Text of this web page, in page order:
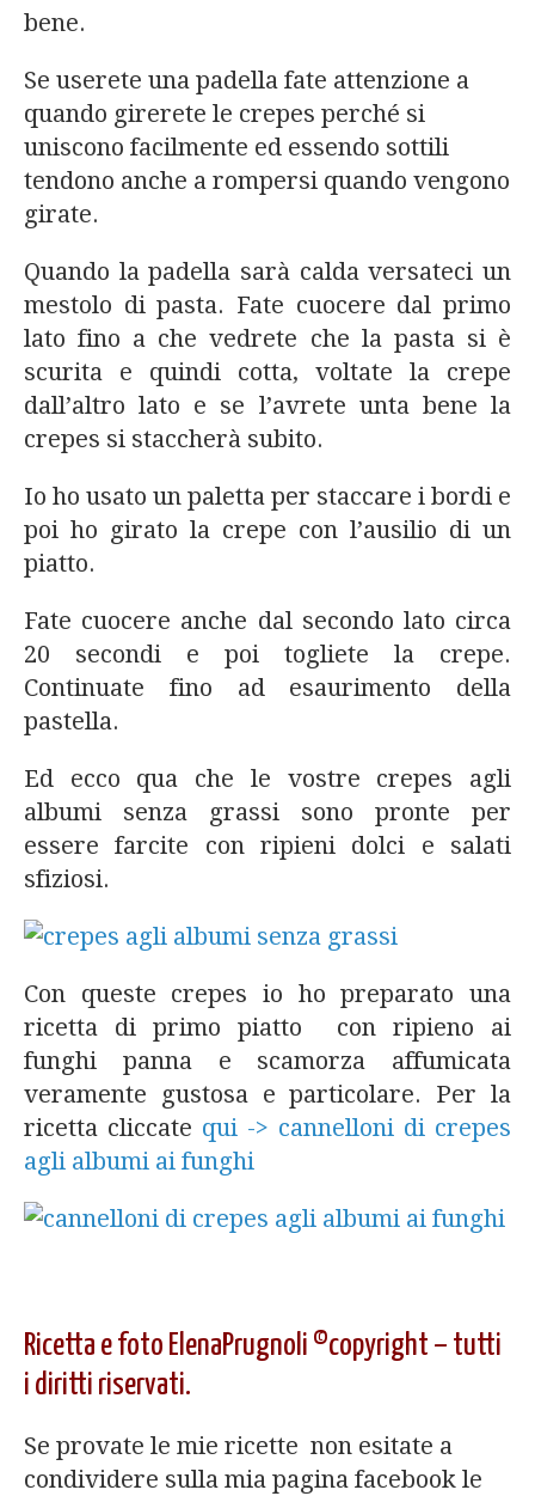
bene.
Se userete una padella fate attenzione a
quando girerete le crepes perché si
uniscono facilmente ed essendo sottili
tendono anche a rompersi quando vengono
girate.
Quando la padella sarà calda versateci un
mestolo di pasta. Fate cuocere dal primo
lato fino a che vedrete che la pasta si è
scurita e quindi cotta, voltate la crepe
dall’altro lato e se l’avrete unta bene la
crepes si staccherà subito.
Io ho usato un paletta per staccare i bordi e
poi ho girato la crepe con l’ausilio di un
piatto.
Fate cuocere anche dal secondo lato circa
20 secondi e poi togliete la crepe.
Continuate fino ad esaurimento della
pastella.
Ed ecco qua che le vostre crepes agli
albumi senza grassi sono pronte per
essere farcite con ripieni dolci e salati
sfiziosi.
Con queste crepes io ho preparato una
ricetta di primo piatto con ripieno ai
funghi panna e scamorza affumicata
veramente gustosa e particolare. Per la
ricetta cliccate qui -> cannelloni di crepes
agli albumi ai funghi
Ricetta e foto ElenaPrugnoli ©copyright – tutti
i diritti riservati.
Se provate le mie ricette non esitate a
condividere sulla mia pagina facebook le